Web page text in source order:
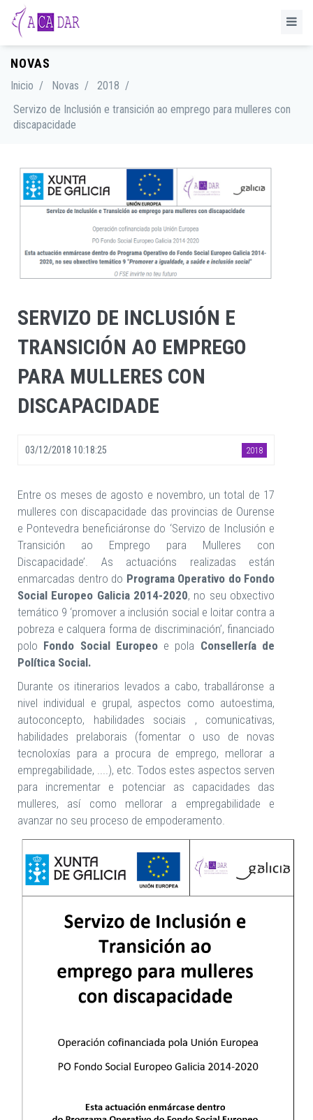
NOVAS
Inicio / Novas / 2018 /
Servizo de Inclusión e transición ao emprego para mulleres con
discapacidade
SERVIZO DE INCLUSIÓN E
TRANSICIÓN AO EMPREGO
PARA MULLERES CON
DISCAPACIDADE
03/12/2018 10:18:25 2018
Entre os meses de agosto e novembro, un total de 17
mulleres con discapacidade das provincias de Ourense
e Pontevedra beneficiáronse do ‘Servizo de Inclusión e
Transición ao Emprego para Mulleres con
Discapacidade’. As actuacións realizadas están
enmarcadas dentro do Programa Operativo do Fondo
Social Europeo Galicia 2014-2020, no seu obxectivo
temático 9 ‘promover a inclusión social e loitar contra a
pobreza e calquera forma de discriminación’, financiado
polo Fondo Social Europeoe pola Consellería de
Política Social.
Durante os itinerarios levados a cabo, traballáronse a
nivel individual e grupal, aspectos como autoestima,
autoconcepto, habilidades sociais , comunicativas,
habilidades prelaborais (fomentar o uso de novas
tecnoloxías para a procura de emprego, mellorar a
empregabilidade, ....), etc. Todos estes aspectos serven
para incrementar e potenciar as capacidades das
mulleres, así como mellorar a empregabilidade e
avanzar no seu proceso de empoderamento.